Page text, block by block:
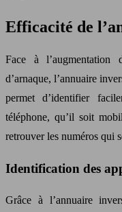
Efficacité de
Face à l’augmentation
d’arnaque, l’annuaire
permet d’identifier
téléphone, qu’il soit
retrouver les numéros qui
Identification des
Grâce à l’annuaire